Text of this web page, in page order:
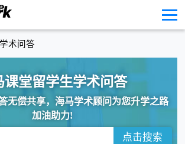
学术问答
课堂留学生学术问答
无偿共享，海马学术顾问为您升学之路
加油助力!
点击搜索